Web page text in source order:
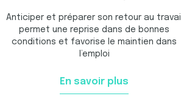
Anticiper et préparer son retour au travail
permet une reprise dans de bonnes
conditions et favorise le maintien dans
l’emploi
En savoir plus